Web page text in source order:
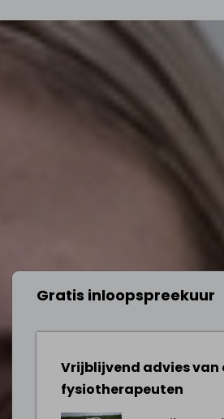
Gratis inloopspreekuur
Vrijblijvend advies van
fysiotherapeuten